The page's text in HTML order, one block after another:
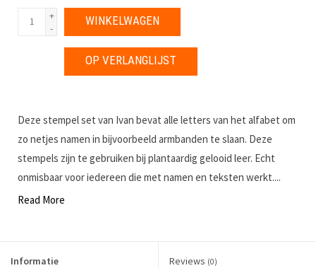
+
-
WINKELWAGEN
OP VERLANGLIJST
Deze stempel set van Ivan bevat alle letters van het alfabet om
zo netjes namen in bijvoorbeeld armbanden te slaan. Deze
stempels zijn te gebruiken bij plantaardig gelooid leer. Echt
onmisbaar voor iedereen die met namen en teksten werkt....
Read More
Informatie Reviews (0)